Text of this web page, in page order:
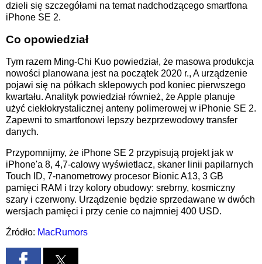
dzieli się szczegółami na temat nadchodzącego smartfona
iPhone SE 2.
Co opowiedział
Tym razem Ming-Chi Kuo powiedział, że masowa produkcja
nowości planowana jest na początek 2020 r., A urządzenie
pojawi się na półkach sklepowych pod koniec pierwszego
kwartału. Analityk powiedział również, że Apple planuje
użyć ciekłokrystalicznej anteny polimerowej w iPhonie SE 2.
Zapewni to smartfonowi lepszy bezprzewodowy transfer
danych.
Przypomnijmy, że iPhone SE 2 przypisują projekt jak w
iPhone'a 8, 4,7-calowy wyświetlacz, skaner linii papilarnych
Touch ID, 7-nanometrowy procesor Bionic A13, 3 GB
pamięci RAM i trzy kolory obudowy: srebrny, kosmiczny
szary i czerwony. Urządzenie będzie sprzedawane w dwóch
wersjach pamięci i przy cenie co najmniej 400 USD.
Źródło: MacRumors